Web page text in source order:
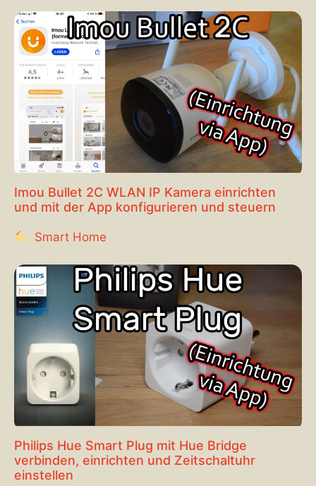
Imou Bullet 2C WLAN IP Kamera einrichten
und mit der App konfigurieren und steuern
Smart Home
Philips Hue Smart Plug mit Hue Bridge
verbinden, einrichten und Zeitschaltuhr
einstellen